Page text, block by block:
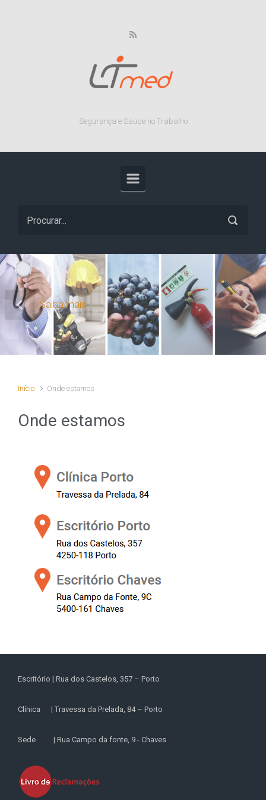
Segurança e Saúde no Trabalho
Saiba mais
Previous Next
Início Onde estamos
Onde estamos
Escritório | Rua dos Castelos, 357 – Porto
Clínica | Travessa da Prelada, 84 – Porto
Sede | Rua Campo da fonte, 9 - Chaves